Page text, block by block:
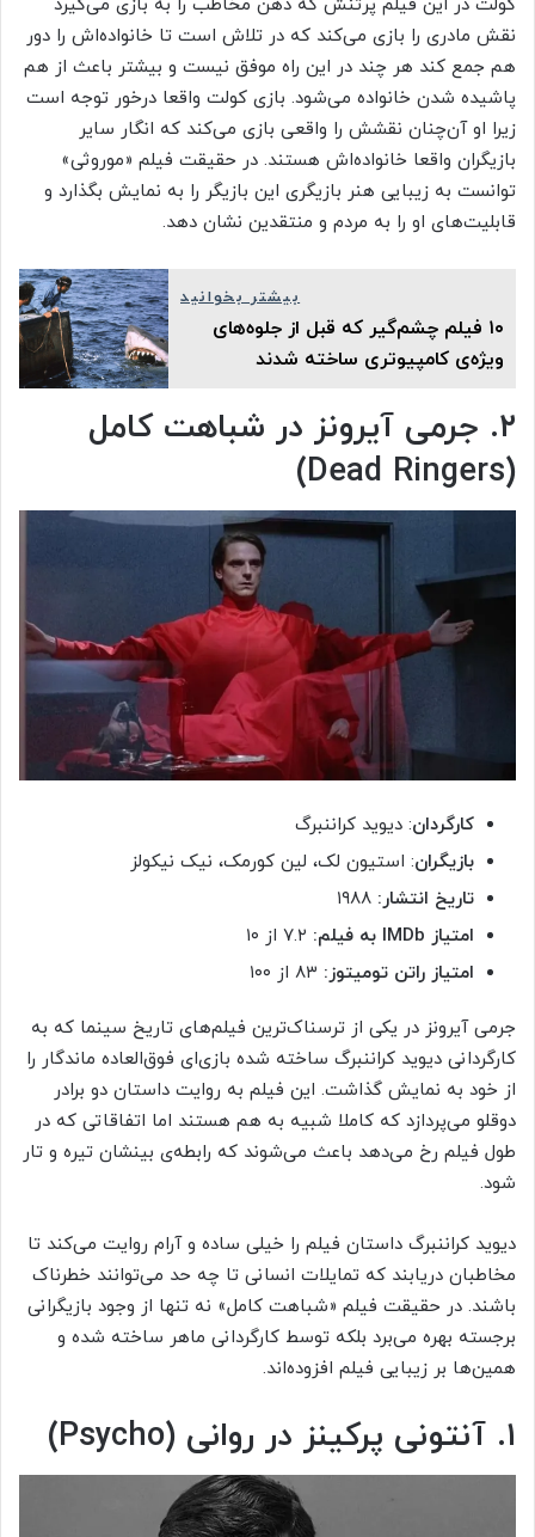
نقش مادری را بازی می‌کند که در تلاش است تا خانواده‌اش را دور
هم جمع کند هر چند در این راه موفق نیست و بیشتر باعث از هم
پاشیده شدن خانواده می‌شود. بازی کولت واقعا درخور توجه است
زیرا او آن‌چنان نقشش را واقعی بازی می‌کند که انگار سایر
بازیگران واقعا خانواده‌اش هستند. در حقیقت فیلم «موروثی»
توانست به زیبایی هنر بازیگری این بازیگر را به نمایش بگذارد و
قابلیت‌های او را به مردم و منتقدین نشان دهد.
بیشتر بخوانید
۱۰ فیلم چشم‌گیر که قبل از جلوه‌های
ویژه‌ی کامپیوتری ساخته شدند
۲. جرمی آیرونز در شباهت کامل
(Dead Ringers)
کارگردان: دیوید کراننبرگ
بازیگران: استیون لک، لین کورمک، نیک نیکولز
تاریخ انتشار:
امتیاز IMDb به فیلم:
امتیاز راتن تومیتوز:
جرمی آیرونز در یکی از ترسناک‌ترین فیلم‌های تاریخ سینما که به
کارگردانی دیوید کراننبرگ ساخته شده بازی‌ای فوق‌العاده ماندگار را
از خود به نمایش گذاشت. این فیلم به روایت داستان دو برادر
دوقلو می‌پردازد که کاملا شبیه به هم هستند اما اتفاقاتی که در
طول فیلم رخ می‌دهد باعث می‌شوند که رابطه‌ی بینشان تیره و تار
شود.
دیوید کراننبرگ داستان فیلم را خیلی ساده و آرام روایت می‌کند تا
مخاطبان دریابند که تمایلات انسانی تا چه حد می‌توانند خطرناک
باشند. در حقیقت فیلم «شباهت کامل» نه تنها از وجود بازیگرانی
برجسته بهره می‌برد بلکه توسط کارگردانی ماهر ساخته شده و
همین‌ها بر زیبایی فیلم افزوده‌اند.
۱. آنتونی پرکینز در روانی (Psycho)